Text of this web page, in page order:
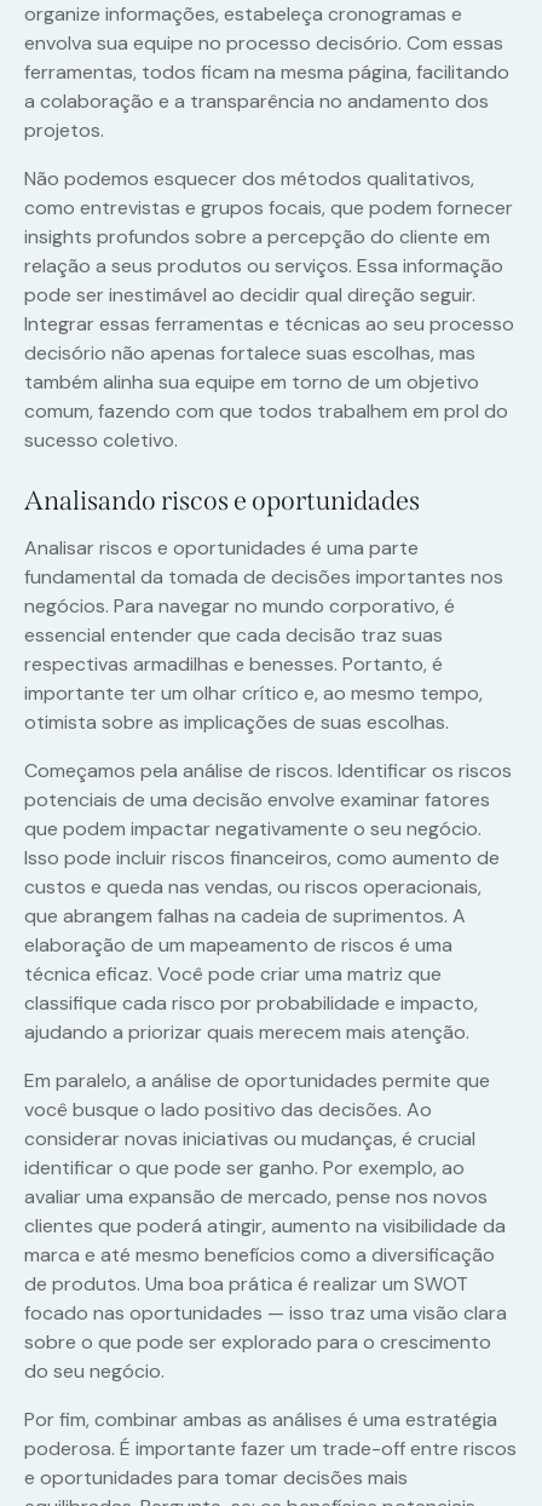
organize informações, estabeleça cronogramas e
envolva sua equipe no processo decisório. Com essas
ferramentas, todos ficam na mesma página, facilitando
a colaboração e a transparência no andamento dos
projetos.
Não podemos esquecer dos métodos qualitativos,
como entrevistas e grupos focais, que podem fornecer
insights profundos sobre a percepção do cliente em
relação a seus produtos ou serviços. Essa informação
pode ser inestimável ao decidir qual direção seguir.
Integrar essas ferramentas e técnicas ao seu processo
decisório não apenas fortalece suas escolhas, mas
também alinha sua equipe em torno de um objetivo
comum, fazendo com que todos trabalhem em prol do
sucesso coletivo.
Analisando riscos e oportunidades
Analisar riscos e oportunidades é uma parte
fundamental da tomada de decisões importantes nos
negócios. Para navegar no mundo corporativo, é
essencial entender que cada decisão traz suas
respectivas armadilhas e benesses. Portanto, é
importante ter um olhar crítico e, ao mesmo tempo,
otimista sobre as implicações de suas escolhas.
Começamos pela análise de riscos. Identificar os riscos
potenciais de uma decisão envolve examinar fatores
que podem impactar negativamente o seu negócio.
Isso pode incluir riscos financeiros, como aumento de
custos e queda nas vendas, ou riscos operacionais,
que abrangem falhas na cadeia de suprimentos. A
elaboração de um mapeamento de riscos é uma
técnica eficaz. Você pode criar uma matriz que
classifique cada risco por probabilidade e impacto,
ajudando a priorizar quais merecem mais atenção.
Em paralelo, a análise de oportunidades permite que
você busque o lado positivo das decisões. Ao
considerar novas iniciativas ou mudanças, é crucial
identificar o que pode ser ganho. Por exemplo, ao
avaliar uma expansão de mercado, pense nos novos
clientes que poderá atingir, aumento na visibilidade da
marca e até mesmo benefícios como a diversificação
de produtos. Uma boa prática é realizar um SWOT
focado nas oportunidades — isso traz uma visão clara
sobre o que pode ser explorado para o crescimento
do seu negócio.
Por fim, combinar ambas as análises é uma estratégia
poderosa. É importante fazer um trade-off entre riscos
e oportunidades para tomar decisões mais